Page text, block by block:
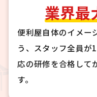
業界最
便利屋自体のイメー
う、スタッフ全員が
応の研修を合格して
す。